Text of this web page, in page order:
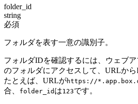
folder_id
string
必須
フォルダを表す一意の識別子。
フォルダIDを確認するには、ウェブ
のフォルダにアクセスして、URLから
たとえば、URLがhttps://
合、
folder_id は123です。